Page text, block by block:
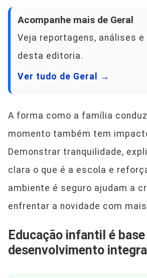
Acompanhe mais de Geral
Veja reportagens, análises
desta editoria.
Ver tudo de Geral →
A forma como a família
momento também tem
Demonstrar tranquilidade,
clara o que é a escola e
ambiente é seguro ajudam a
enfrentar a novidade com
Educação infantil é
desenvolvimento integral